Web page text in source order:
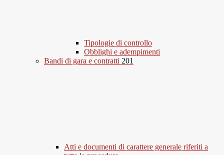
Tipologie di controllo
Obblighi e adempimenti
Bandi di gara e contratti 201
Atti e documenti di carattere generale riferiti a